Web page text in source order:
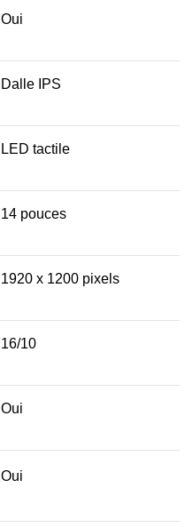
Oui
Dalle IPS
LED tactile
14 pouces
1920 x 1200 pixels
16/10
Oui
Oui